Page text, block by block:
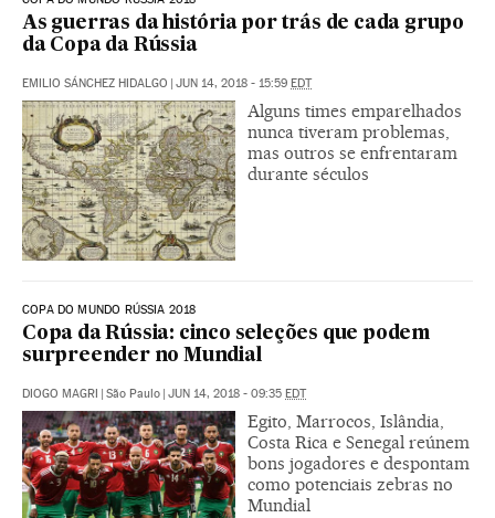
As guerras da história por trás de cada grupo
da Copa da Rússia
EMILIO SÁNCHEZ HIDALGO JUN 14, 2018 - 15:59 EDT
Alguns times emparelhados
nunca tiveram problemas,
mas outros se enfrentaram
durante séculos
COPA DO MUNDO RÚSSIA 2018
Copa da Rússia: cinco seleções que podem
surpreender no Mundial
DIOGO MAGRI | São Paulo | JUN 14, 2018 - 09:35 EDT
Egito, Marrocos, Islândia,
Costa Rica e Senegal reúnem
bons jogadores e despontam
como potenciais zebras no
Mundial